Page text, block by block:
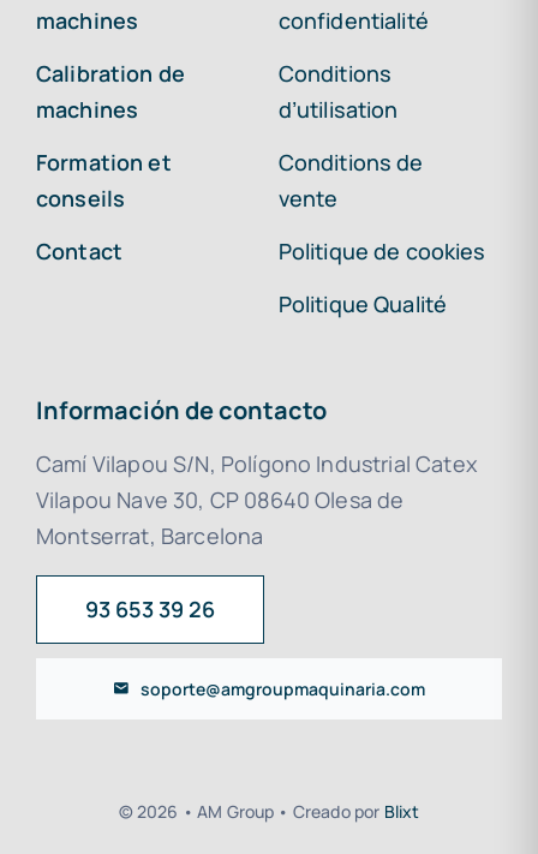
machines
Calibration de
machines
Formation et
conseils
Contact
confidentialité
Conditions
d’utilisation
Conditions de
vente
Politique de cookies
Politique Qualité
Información de contacto
Camí Vilapou S/N, Polígono Industrial Catex
Vilapou Nave 30, CP 08640 Olesa de
Montserrat, Barcelona
93 653 39 26
soporte@amgroupmaquinaria.com
© 2026 • AM Group • Creado por Blixt